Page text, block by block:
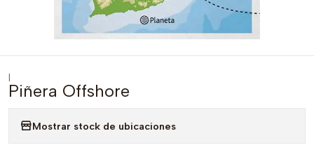
|
Piñera Offshore
Mostrar stock de ubicaciones